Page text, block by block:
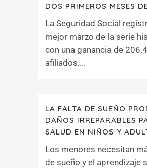
DOS PRIMEROS MESES
La Seguridad Social
mejor marzo de la serie
con una ganancia de
afiliados....
LA FALTA DE SUEÑO
DAÑOS IRREPARABLES
SALUD EN NIÑOS Y
Los menores necesitan
de sueño y el aprendizaje